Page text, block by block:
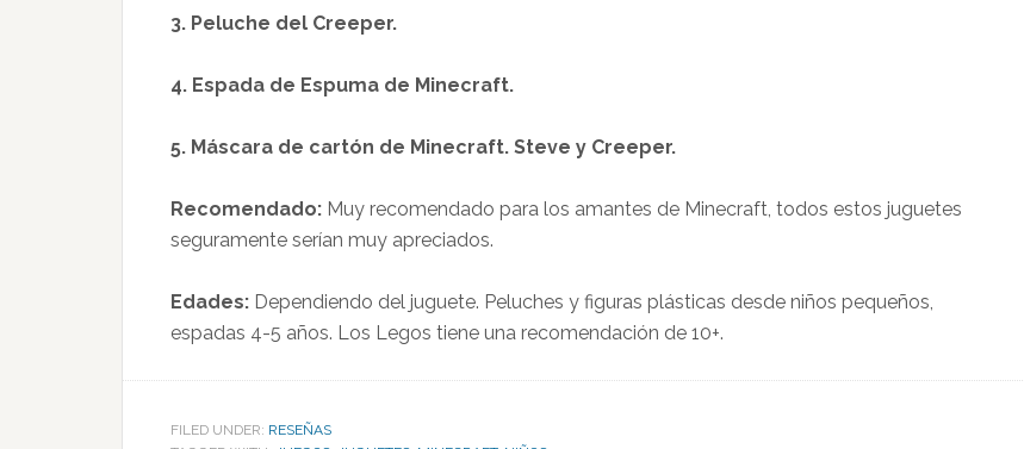
3. Peluche del Creeper.
4. Espada de Espuma de Minecraft.
5. Máscara de cartón de Minecraft. Steve y Creeper.
Recomendado: Muy recomendado para los amantes de Minecraft, todos estos juguetes
seguramente serían muy apreciados.
Edades: Dependiendo del juguete. Peluches y figuras plásticas desde niños pequeños,
espadas 4-5 años. Los Legos tiene una recomendación de 10+.
FILED UNDER: RESEÑAS